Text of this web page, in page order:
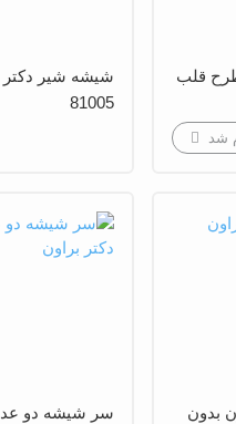
شیر 250 میل 8191 طرح قلب
شد
81005
بدون